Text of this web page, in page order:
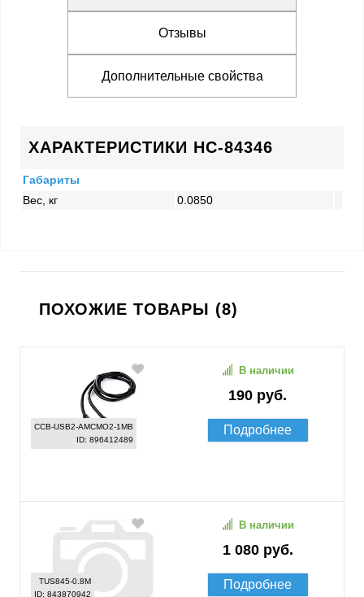
Отзывы
Дополнительные свойства
ХАРАКТЕРИСТИКИ HC-84346
Габариты
Вес, кг
0.0850
ПОХОЖИЕ ТОВАРЫ (8)
CCB-USB2-AMCMO2-1MB
ID: 896412489
190 руб.
В наличии
Подробнее
TUS845-0.8M
ID: 843870942
1 080 руб.
В наличии
Подробнее